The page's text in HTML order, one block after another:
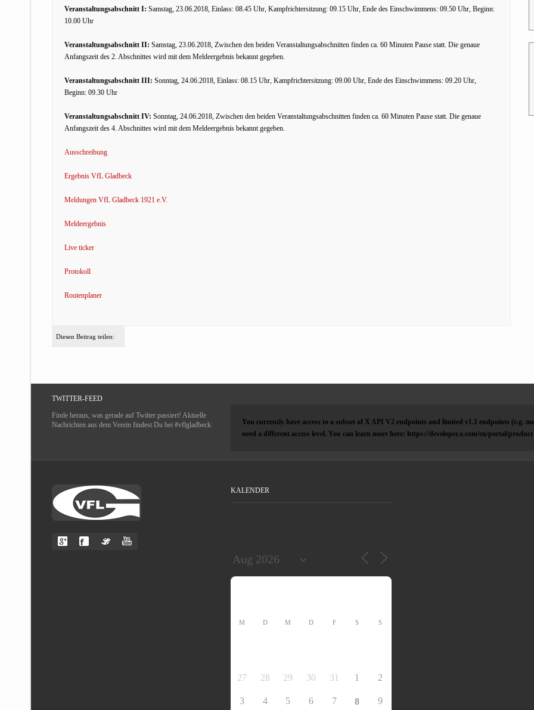
Veranstaltungsabschnitt I: Samstag, 23.06.2018, Einlass: 08.45 Uhr, Kampfrichtersitzung: 09.15 Uhr, Ende des Einschwimmens: 09.50 Uhr, Beginn:
10.00 Uhr
Veranstaltungsabschnitt II: Samstag, 23.06.2018, Zwischen den beiden Veranstaltungsabschnitten finden ca. 60 Minuten Pause statt. Die genaue
Anfangszeit des 2. Abschnittes wird mit dem Meldeergebnis bekannt gegeben.
Veranstaltungsabschnitt III: Sonntag, 24.06.2018, Einlass: 08.15 Uhr, Kampfrichtersitzung: 09.00 Uhr, Ende des Einschwimmens: 09.20 Uhr,
Beginn: 09.30 Uhr
Veranstaltungsabschnitt IV: Sonntag, 24.06.2018, Zwischen den beiden Veranstaltungsabschnitten finden ca. 60 Minuten Pause statt. Die genaue
Anfangszeit des 4. Abschnittes wird mit dem Meldeergebnis bekannt gegeben.
Ausschreibung
Ergebnis VfL Gladbeck
Meldungen VfL Gladbeck 1921 e.V.
Meldeergebnis
Live ticker
Protokoll
Routenplaner
Diesen Beitrag teilen:
TWITTER-FEED
Finde heraus, was gerade auf Twitter passiert! Aktuelle
Nachrichten aus dem Verein findest Du bei #vflgladbeck:
You currently have access to a subset of X API V2 endpoints and limited v1.1 endpoints (e.g.
need a different access level. You can learn more here: https://developer.x.com/en/portal/product
KALENDER
M D M D F S S
27 28 29 30 31 1 2
3 4 5 6 7 8 9